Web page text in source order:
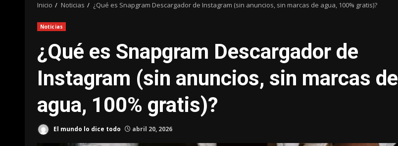
Inicio Noticias ¿Qué es Snapgram Descargador de Instagram (sin anuncios, sin marcas de agua, 100% gratis)?
Noticias
¿Qué es Snapgram Descargador de
Instagram (sin anuncios, sin marcas de
agua, 100% gratis)?
El mundo lo dice todo abril 20, 2026